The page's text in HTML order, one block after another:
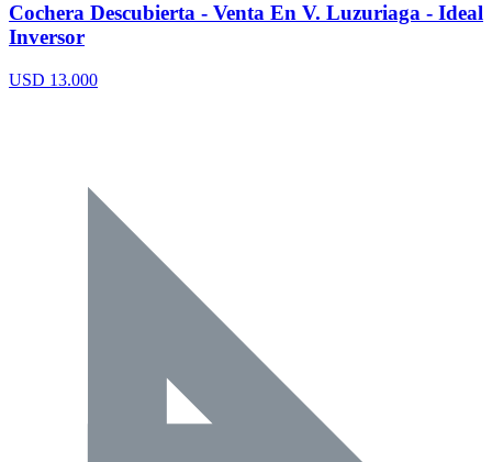
Cochera Descubierta - Venta En V. Luzuriaga - Ideal
Inversor
USD 13.000